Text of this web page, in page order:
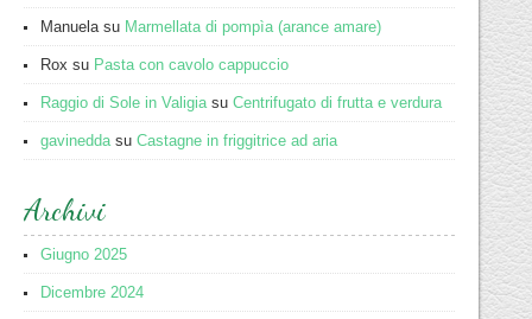
Manuela su Marmellata di pompìa (arance amare)
Rox su Pasta con cavolo cappuccio
Raggio di Sole in Valigia suCentrifugato di frutta e verdura
gavinedda suCastagne in friggitrice ad aria
Archivi
Giugno 2025
Dicembre 2024